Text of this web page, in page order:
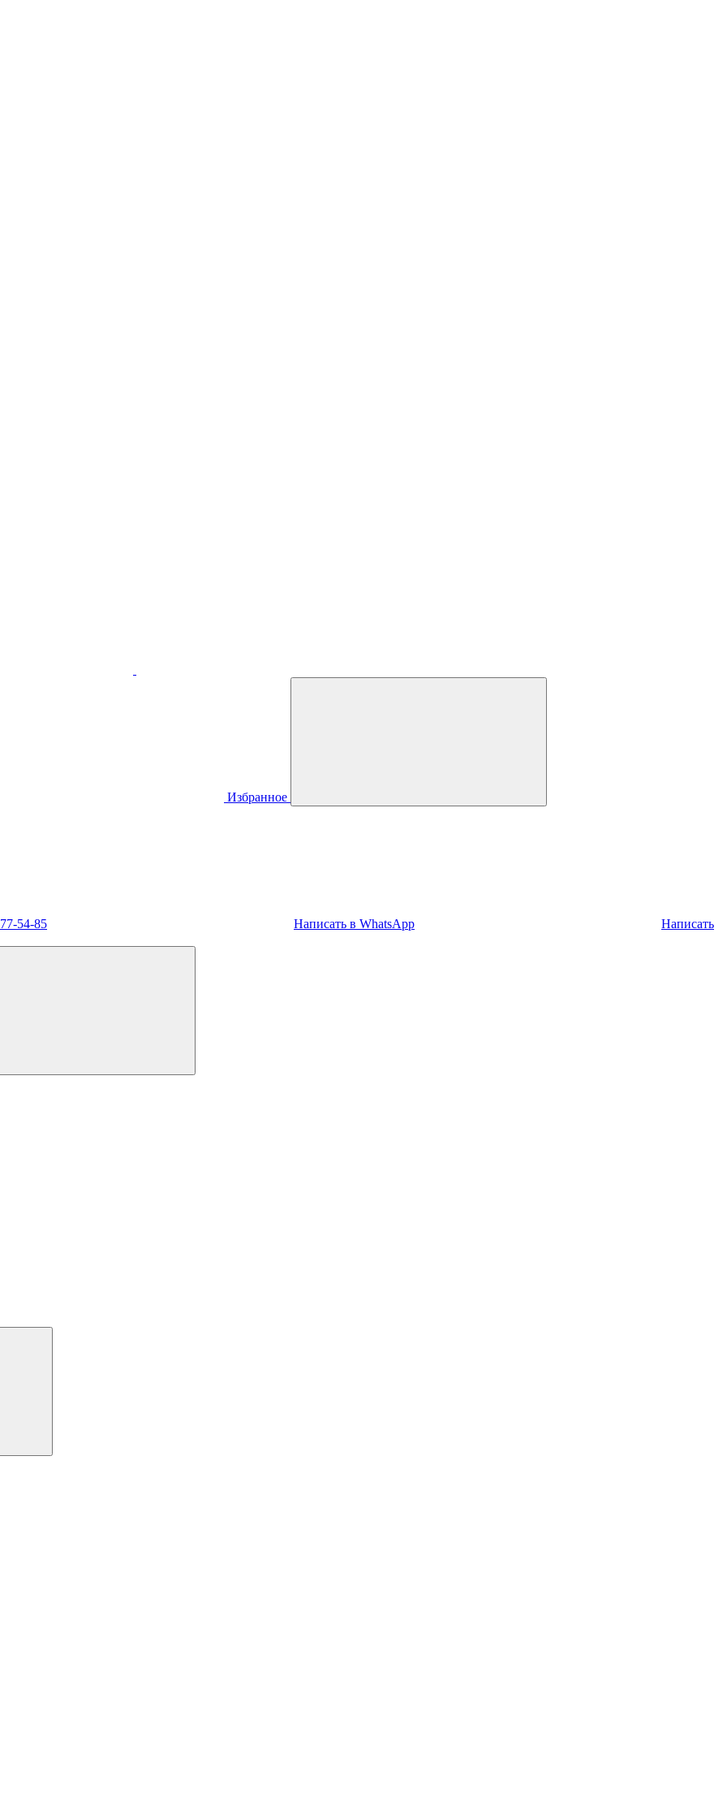
Избранное
54-85 Написать в WhatsApp Написать